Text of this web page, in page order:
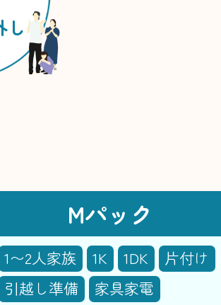
し
Mパック
1〜2人家族 1K 1DK
片付け
引越し準備
家具家電